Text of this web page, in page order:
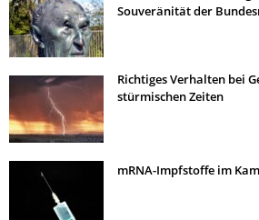
Souveränität der
Richtiges Verhalten bei
stürmischen Zeiten
mRNA-Impfstoffe im